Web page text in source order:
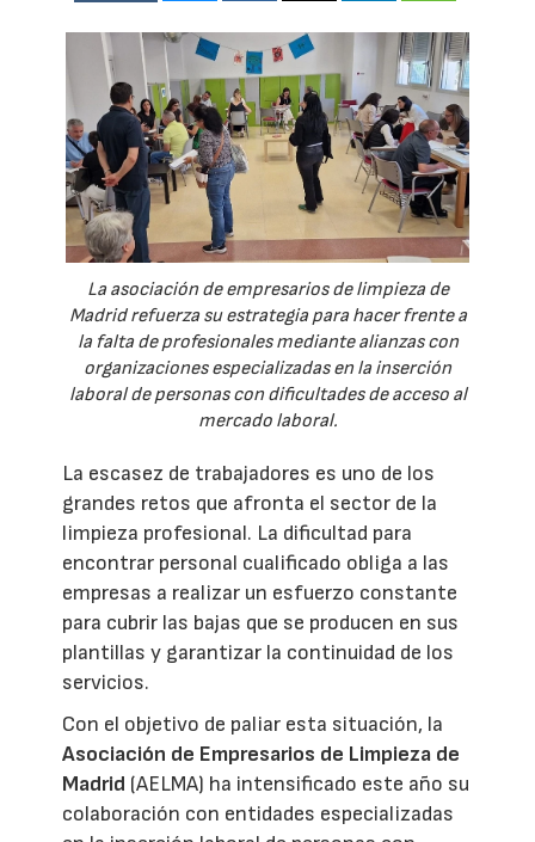
La asociación de empresarios de limpieza de
Madrid refuerza su estrategia para hacer frente a
la falta de profesionales mediante alianzas con
organizaciones especializadas en la inserción
laboral de personas con dificultades de acceso al
mercado laboral.
La escasez de trabajadores es uno de los
grandes retos que afronta el sector de la
limpieza profesional. La dificultad para
encontrar personal cualificado obliga a las
empresas a realizar un esfuerzo constante
para cubrir las bajas que se producen en sus
plantillas y garantizar la continuidad de los
servicios.
Con el objetivo de paliar esta situación, la
Asociación de Empresarios de Limpieza de
Madrid (AELMA) ha intensificado este año su
colaboración con entidades especializadas